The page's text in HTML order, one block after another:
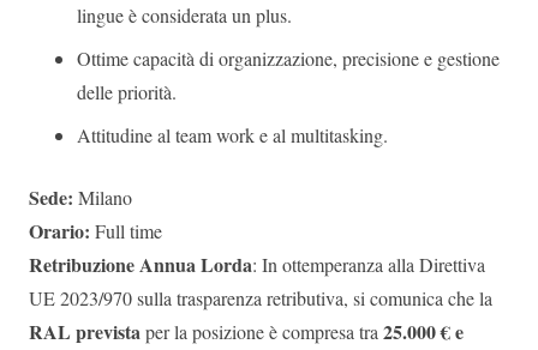
lingue è considerata un plus.
Ottime capacità di organizzazione, precisione e gestione
delle priorità.
Attitudine al team work e al multitasking.
Sede: Milano
Orario: Full time
Retribuzione Annua Lorda: In ottemperanza alla Direttiva
UE 2023/970 sulla trasparenza retributiva, si comunica che la
RAL previstaper la posizione è compresa tra 25.000 € e